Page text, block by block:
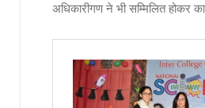
अधिकारीगण ने भी सम्मिलित होकर